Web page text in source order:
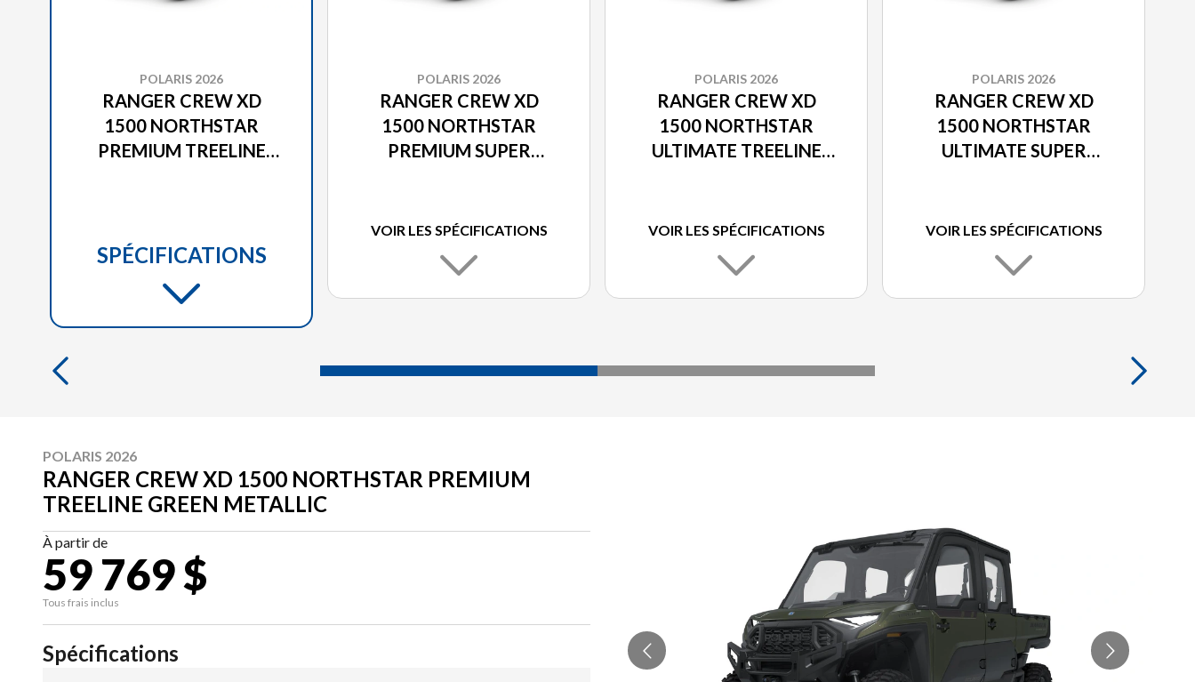
POLARIS 2026
RANGER CREW XD
1500 NORTHSTAR
PREMIUM TREELINE
SPÉCIFICATIONS
POLARIS 2026
RANGER CREW XD
1500 NORTHSTAR
PREMIUM SUPER
VOIR LES SPÉCIFICATIONS
POLARIS 2026
RANGER CREW XD
1500 NORTHSTAR
ULTIMATE TREELINE
VOIR LES SPÉCIFICATIONS
POLARIS 2026
RANGER CREW XD
1500 NORTHSTAR
ULTIMATE SUPER
VOIR LES SPÉCIFICATIONS
POLARIS 2026
RANGER CREW XD 1500 NORTHSTAR PREMIUM
TREELINE GREEN METALLIC
À partir de
59 769 $
Tous frais inclus
Spécifications